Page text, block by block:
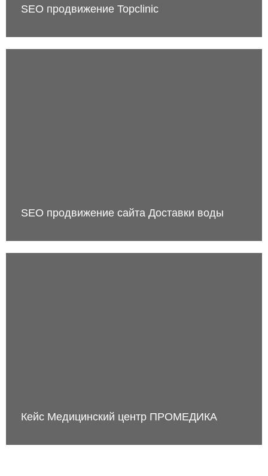
SEO продвижение Topclinic
SEO продвижение сайта Доставки воды
Кейс Медицинский центр ПРОМЕДИКА